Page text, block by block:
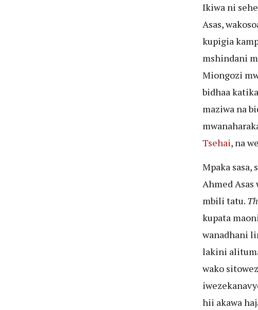
Ikiwa ni
Asas,
kupigia
mshindani
Miongozi
bidhaa
maziwa na
Tsehai, na
Mpaka sasa,
Ahmed
mbili tatu.
kupata
wanadhani
lakini
wako
hii akawa